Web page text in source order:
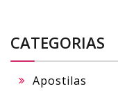
CATEGORIAS
Apostilas